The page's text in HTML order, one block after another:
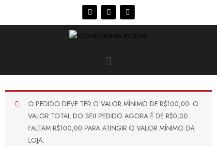
O PEDIDO DEVE TER O VALOR MÍNIMO DE R$100,00. O
VALOR TOTAL DO SEU PEDIDO AGORA É DE R$0,00.
FALTAM R$100,00 PARA ATINGIR O VALOR MÍNIMO DA
LOJA.